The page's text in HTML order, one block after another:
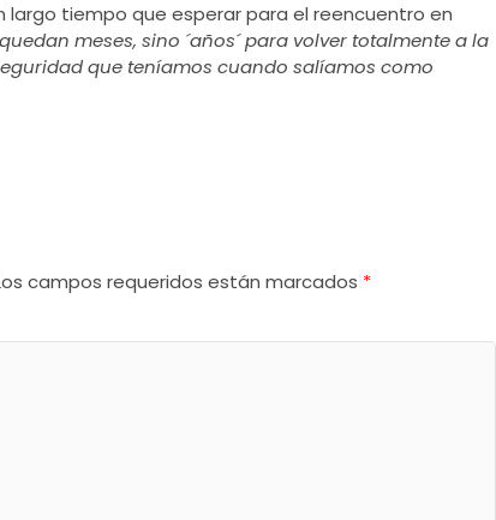
tiempo que esperar para el reencuentro en
meses, sino ´años´ para volver totalmente a la
que teníamos cuando salíamos como
campos requeridos están marcados *